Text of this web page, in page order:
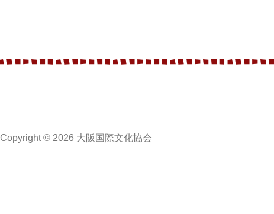
Copyright © 2026 大阪国際文化協会